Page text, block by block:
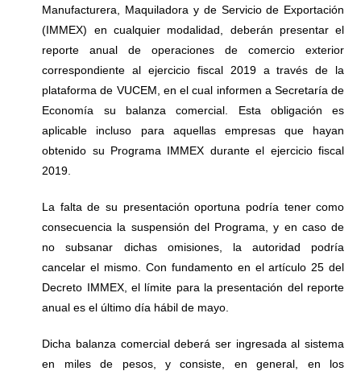
Manufacturera, Maquiladora y de Servicio de Exportación
(IMMEX) en cualquier modalidad, deberán presentar el
reporte anual de operaciones de comercio exterior
correspondiente al ejercicio fiscal 2019 a través de la
plataforma de VUCEM, en el cual informen a Secretaría de
Economía su balanza comercial. Esta obligación es
aplicable incluso para aquellas empresas que hayan
obtenido su Programa IMMEX durante el ejercicio fiscal
2019.
La falta de su presentación oportuna podría tener como
consecuencia la suspensión del Programa, y en caso de
no subsanar dichas omisiones, la autoridad podría
cancelar el mismo. Con fundamento en el artículo 25 del
Decreto IMMEX, el límite para la presentación del reporte
anual es el último día hábil de mayo.
Dicha balanza comercial deberá ser ingresada al sistema
en miles de pesos, y consiste, en general, en los